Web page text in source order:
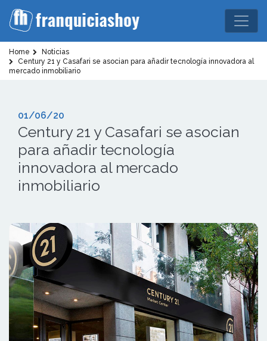
Home
Noticias
Century 21 y Casafari se asocian para añadir tecnología innovadora al
mercado inmobiliario
01/06/20
Century 21 y Casafari se asocian
para añadir tecnología
innovadora al mercado
inmobiliario